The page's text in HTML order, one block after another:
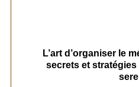
L’art d’organiser le
secrets et